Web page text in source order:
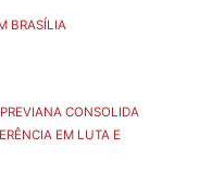
BRASÍLIA
CONSOLIDA
EM LUTA E